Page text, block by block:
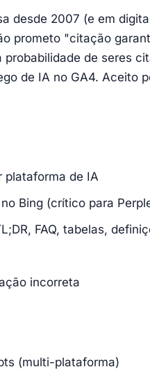
desde 2007 (e em
prometo "citação
de seres
de IA no GA4. Aceito
plataforma de IA
Bing (crítico para
FAQ, tabelas,
incorreta
(multi-plataforma)